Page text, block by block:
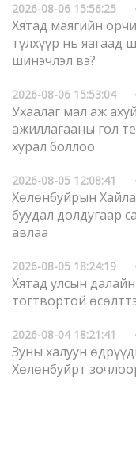
2026-08-06 15:56:25
Хятад маягийн
түлхүүр нь яагаад
шинэчлэл вэ?
2026-08-06 15:53:04
Ухаалаг мал аж
ажиллагааны гол
хурал боллоо
2026-08-05 12:08:41
Хөлөнбуйрын
буудал долдугаар
авлаа
2026-08-05 18:24:19
Хятад улсын
тогтвортой
2026-08-04 18:21:41
Зуны халуун
Хөлөнбуйрт